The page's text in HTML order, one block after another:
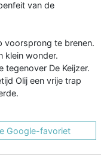
van de
voorsprong te brenen.
klein wonder.
tegenover De Keijzer.
Olij een vrije trap
Google-favoriet